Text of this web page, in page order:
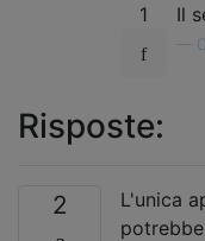
1 Il
Risposte:
2
L'unica